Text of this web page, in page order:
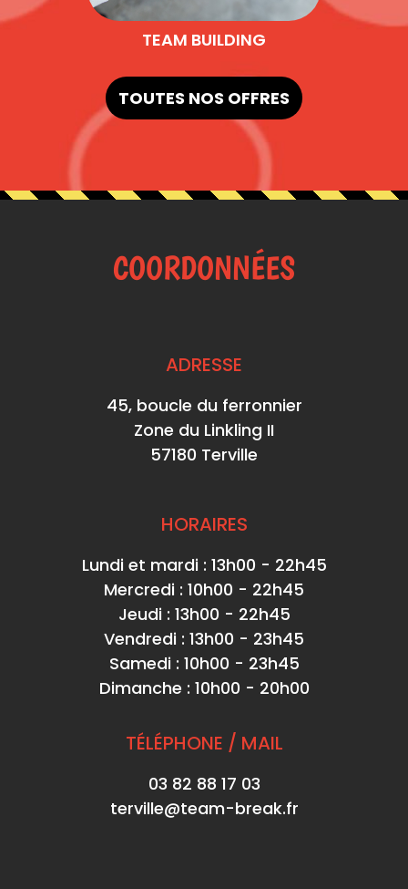
TEAM BUILDING
TOUTES NOS OFFRES
COORDONNÉES
ADRESSE
45, boucle du ferronnier
Zone du Linkling II
57180 Terville
HORAIRES
Lundi et mardi : 13h00 - 22h45
Mercredi : 10h00 - 22h45
Jeudi : 13h00 - 22h45
Vendredi : 13h00 - 23h45
Samedi : 10h00 - 23h45
Dimanche : 10h00 - 20h00
TÉLÉPHONE / MAIL
03 82 88 17 03
terville@team-break.fr